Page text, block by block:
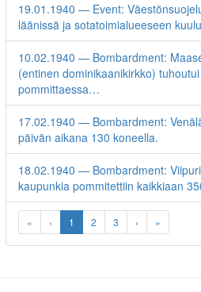
19.01.1940 — Event:
läänissä ja sotatoimialueeseen
10.02.1940 — Bombardment:
(entinen dominikaanikirkko)
pommittaessa…
17.02.1940 — Bombardment:
päivän aikana 130 koneella.
18.02.1940 — Bombardment:
kaupunkia pommitettiin kaikkiaan
« ‹ 1 2 3 › »